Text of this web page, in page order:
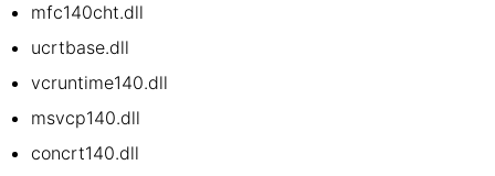
mfc140cht.dll
ucrtbase.dll
vcruntime140.dll
msvcp140.dll
concrt140.dll